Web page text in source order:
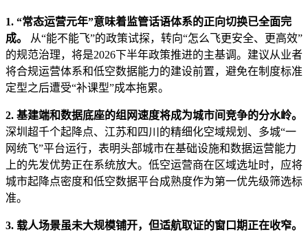
1. “常态运营元年”意味着监管话语体系的正向切换已全面完
成。
从“能不能飞”的政策试探，转向“怎么飞更安全、更高效”
的规范治理，将是2026下半年政策推进的主基调。建议从业者
将合规运营体系和低空数据能力的建设前置，避免在制度标准
定型之后遭受“补课型”成本拖累。
2. 基建端和数据底座的组网速度将成为城市间竞争的分水岭。
深圳超千个起降点、江苏和四川的精细化空域规划、多城“一
网统飞”平台运行，表明头部城市在基础设施和数据运营能力
上的先发优势正在系统放大。低空运营商在区域选址时，应将
城市起降点密度和低空数据平台成熟度作为第一优先级筛选标
准。
3. 载人场景虽未大规模铺开，但适航取证的窗口期正在收窄。